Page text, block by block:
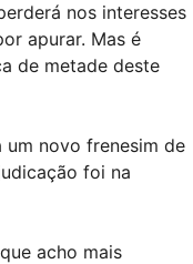
nos interesses
apurar. Mas é
de metade deste
novo frenesim de
foi na
acho mais